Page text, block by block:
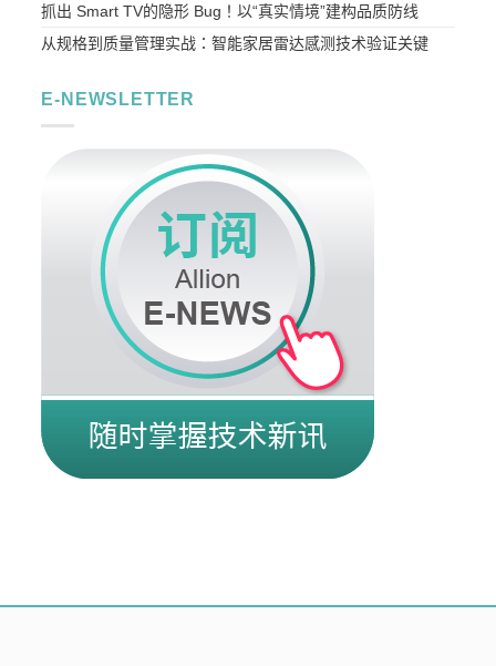
抓出 Smart TV的隐形 Bug！以“真实情境”建构品质防线
从规格到质量管理实战：智能家居雷达感测技术验证关键
E-NEWSLETTER